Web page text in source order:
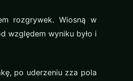
rozgrywek. Wiosną w
względem wyniku było i
po uderzeniu zza pola